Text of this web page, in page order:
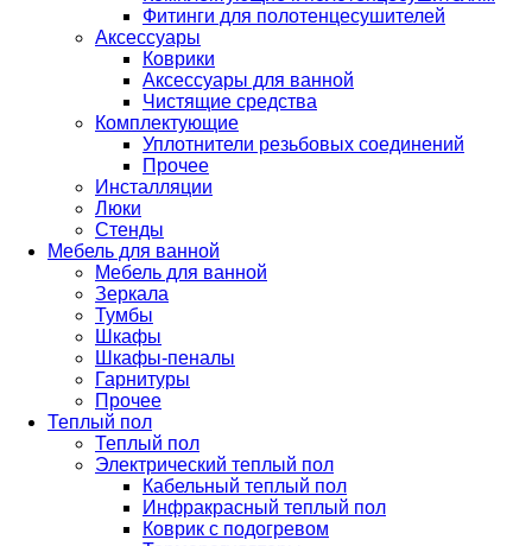
Фитинги для полотенцесушителей
Аксессуары
Коврики
Аксессуары для ванной
Чистящие средства
Комплектующие
Уплотнители резьбовых соединений
Прочее
Инсталляции
Люки
Стенды
Мебель для ванной
Мебель для ванной
Зеркала
Тумбы
Шкафы
Шкафы-пеналы
Гарнитуры
Прочее
Теплый пол
Теплый пол
Электрический теплый пол
Кабельный теплый пол
Инфракрасный теплый пол
Коврик с подогревом